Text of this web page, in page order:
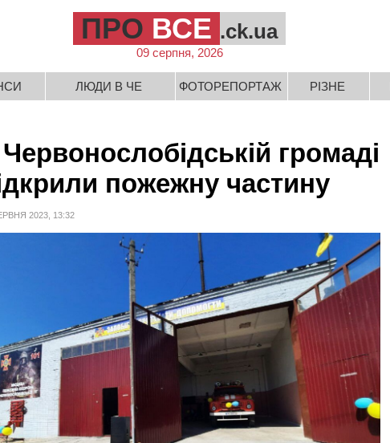
ПРО ВСЕ .ck.ua
09 серпня, 2026
ЛЮДИ В ЧЕ ФОТОРЕПОРТАЖ РІЗНЕ
громаді
пожежну частину
2023, 13:32